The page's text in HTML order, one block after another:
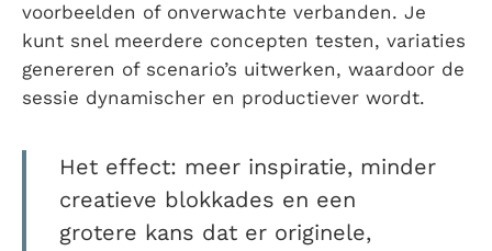
voorbeelden of onverwachte verbanden. Je
kunt snel meerdere concepten testen, variaties
genereren of scenario’s uitwerken, waardoor de
sessie dynamischer en productiever wordt.
Het effect: meer inspiratie, minder
creatieve blokkades en een
grotere kans dat er originele,